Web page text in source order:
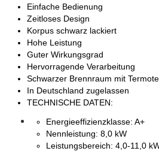
Einfache Bedienung
Zeitloses Design
Korpus schwarz lackiert
Hohe Leistung
Guter Wirkungsgrad
Hervorragende Verarbeitung
Schwarzer Brennraum mit
In Deutschland zugelassen
TECHNISCHE DATEN:
Energieeffizienzklasse: A+
Nennleistung: 8,0 kW
Leistungsbereich: 4,0-11,0